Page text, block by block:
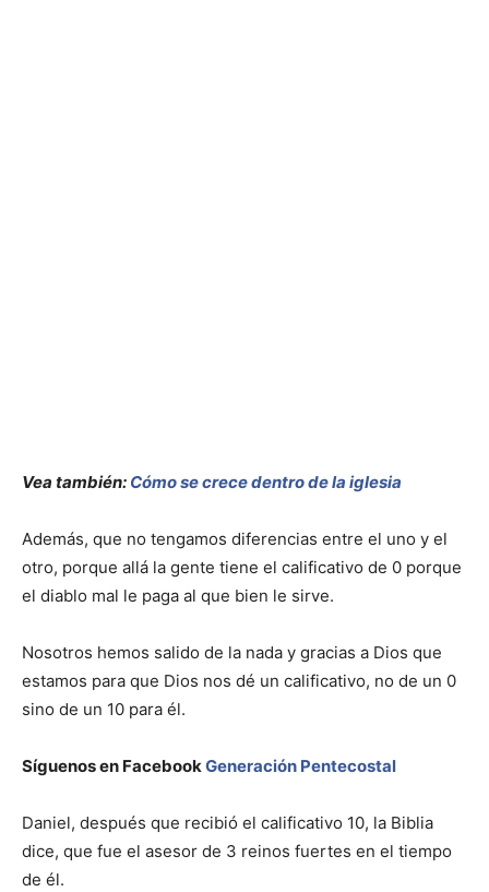
Vea también: Cómo se crece dentro de la iglesia
Además, que no tengamos diferencias entre el uno y el
otro, porque allá la gente tiene el calificativo de 0 porque
el diablo mal le paga al que bien le sirve.
Nosotros hemos salido de la nada y gracias a Dios que
estamos para que Dios nos dé un calificativo, no de un 0
sino de un 10 para él.
Síguenos en FacebookGeneración Pentecostal
Daniel, después que recibió el calificativo 10, la Biblia
dice, que fue el asesor de 3 reinos fuertes en el tiempo
de él.